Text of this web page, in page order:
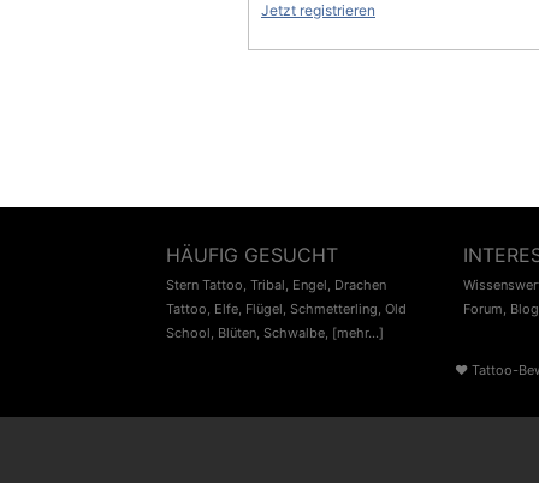
Jetzt registrieren
HÄUFIG GESUCHT
Stern Tattoo, Tribal, Engel, Drachen
Tattoo, Elfe, Flügel, Schmetterling, Old
School, Blüten, Schwalbe, [mehr...]
Forum, Blog
♥ Tattoo-